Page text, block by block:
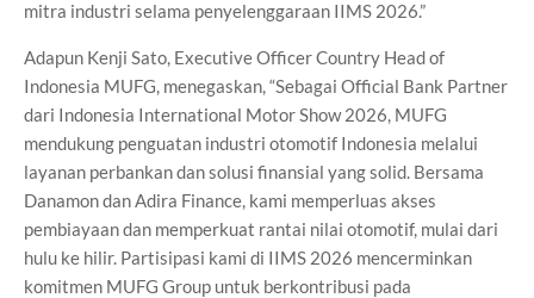
mitra industri selama penyelenggaraan IIMS 2026.”
Adapun Kenji Sato, Executive Officer Country Head of
Indonesia MUFG, menegaskan, “Sebagai Official Bank Partner
dari Indonesia International Motor Show 2026, MUFG
mendukung penguatan industri otomotif Indonesia melalui
layanan perbankan dan solusi finansial yang solid. Bersama
Danamon dan Adira Finance, kami memperluas akses
pembiayaan dan memperkuat rantai nilai otomotif, mulai dari
hulu ke hilir. Partisipasi kami di IIMS 2026 mencerminkan
komitmen MUFG Group untuk berkontribusi pada